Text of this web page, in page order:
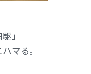
」
マる。